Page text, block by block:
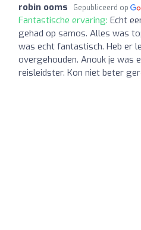
robin ooms Gepubliceerd op
Fantastische ervaring: Echt
gehad op samos. Alles was
was echt fantastisch. Heb er
overgehouden. Anouk je was
reisleidster. Kon niet beter